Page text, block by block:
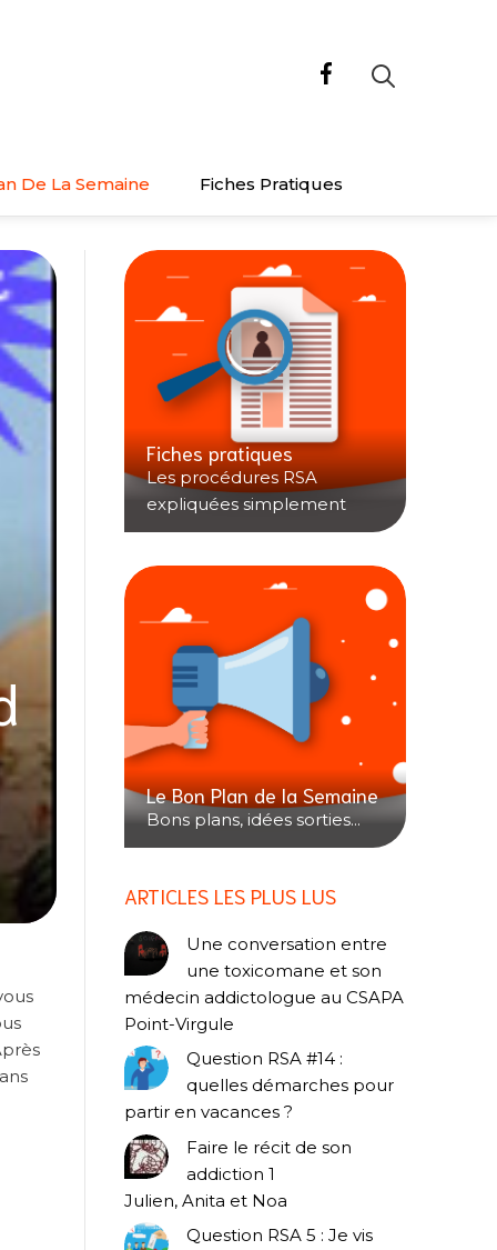
De La Semaine Fiches Pratiques
Fiches pratiques
Les procédures RSA
expliquées simplement
Le Bon Plan de la Semaine
Bons plans, idées sorties...
ARTICLES LES PLUS LUS
Une conversation entre
une toxicomane et son
médecin addictologue au CSAPA
Point-Virgule
Question RSA #14 :
quelles démarches pour
partir en vacances ?
Faire le récit de son
addiction 1
Julien, Anita et Noa
Question RSA 5 : Je vis